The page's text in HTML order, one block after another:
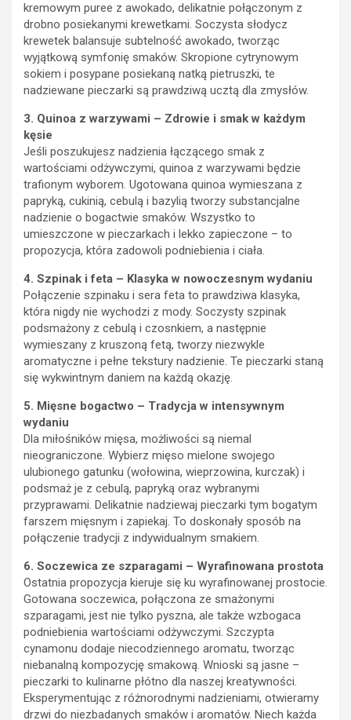
kremowym puree z awokado, delikatnie połączonym z
drobno posiekanymi krewetkami. Soczysta słodycz
krewetek balansuje subtelność awokado, tworząc
wyjątkową symfonię smaków. Skropione cytrynowym
sokiem i posypane posiekaną natką pietruszki, te
nadziewane pieczarki są prawdziwą ucztą dla zmysłów.
3. Quinoa z warzywami – Zdrowie i smak w każdym
kęsie
Jeśli poszukujesz nadzienia łączącego smak z
wartościami odżywczymi, quinoa z warzywami będzie
trafionym wyborem. Ugotowana quinoa wymieszana z
papryką, cukinią, cebulą i bazylią tworzy substancjalne
nadzienie o bogactwie smaków. Wszystko to
umieszczone w pieczarkach i lekko zapieczone – to
propozycja, która zadowoli podniebienia i ciała.
4. Szpinak i feta – Klasyka w nowoczesnym wydaniu
Połączenie szpinaku i sera feta to prawdziwa klasyka,
która nigdy nie wychodzi z mody. Soczysty szpinak
podsmażony z cebulą i czosnkiem, a następnie
wymieszany z kruszoną fetą, tworzy niezwykle
aromatyczne i pełne tekstury nadzienie. Te pieczarki staną
się wykwintnym daniem na każdą okazję.
5. Mięsne bogactwo – Tradycja w intensywnym
wydaniu
Dla miłośników mięsa, możliwości są niemal
nieograniczone. Wybierz mięso mielone swojego
ulubionego gatunku (wołowina, wieprzowina, kurczak) i
podsmaż je z cebulą, papryką oraz wybranymi
przyprawami. Delikatnie nadziewaj pieczarki tym bogatym
farszem mięsnym i zapiekaj. To doskonały sposób na
połączenie tradycji z indywidualnym smakiem.
6. Soczewica ze szparagami – Wyrafinowana prostota
Ostatnia propozycja kieruje się ku wyrafinowanej prostocie.
Gotowana soczewica, połączona ze smażonymi
szparagami, jest nie tylko pyszna, ale także wzbogaca
podniebienia wartościami odżywczymi. Szczypta
cynamonu dodaje niecodziennego aromatu, tworząc
niebanalną kompozycję smakową. Wnioski są jasne –
pieczarki to kulinarne płótno dla naszej kreatywności.
Eksperymentując z różnorodnymi nadzieniami, otwieramy
drzwi do niezbadanych smaków i aromatów. Niech każda